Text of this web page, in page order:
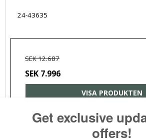
24-43635
SEK 12.687
SEK 7.996
VISA PRODUKTEN